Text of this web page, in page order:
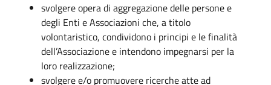
svolgere opera di aggregazione delle persone e
degli Enti e Associazioni che, a titolo
volontaristico, condividono i principi e le finalità
dell’Associazione e intendono impegnarsi per la
loro realizzazione;
svolgere e/o promuovere ricerche atte ad